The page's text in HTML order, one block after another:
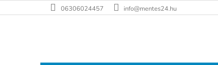
a
06306024457 info@mentes24.hu